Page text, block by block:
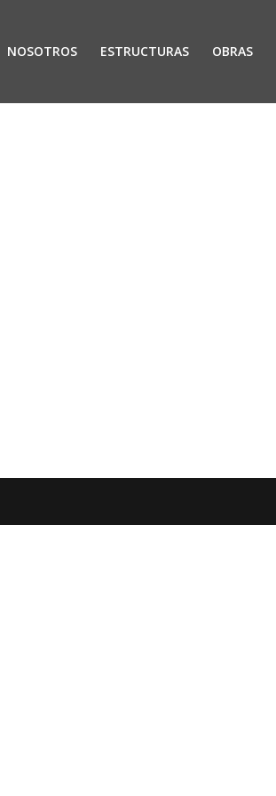
NOSOTROS ESTRUCTURAS OBRAS